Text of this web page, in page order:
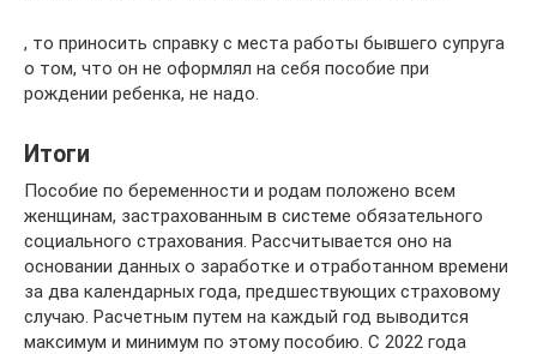
, то приносить справку с места работы бывшего супруга
о том, что он не оформлял на себя пособие при
рождении ребенка, не надо.
Итоги
Пособие по беременности и родам положено всем
женщинам, застрахованным в системе обязательного
социального страхования. Рассчитывается оно на
основании данных о заработке и отработанном времени
за два календарных года, предшествующих страховому
случаю. Расчетным путем на каждый год выводится
максимум и минимум по этому пособию. С 2022 года